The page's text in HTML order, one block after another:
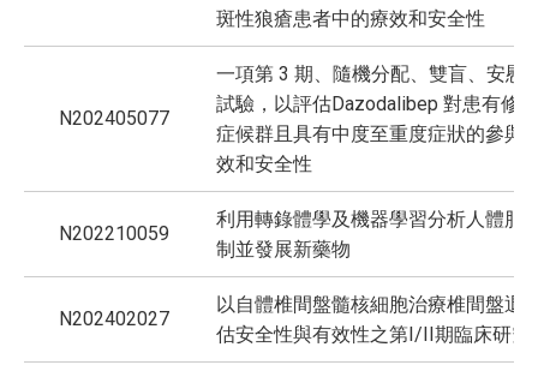
斑性狼瘡患者中的療效和安全性
N202405077
一項第 3 期、隨機分配、雙盲、安慰
試驗，以評估Dazodalibep 對患有修
症候群且具有中度至重度症狀的參與
效和安全性
N202210059
利用轉錄體學及機器學習分析人體脂
制並發展新藥物
N202402027
以自體椎間盤髓核細胞治療椎間盤退
估安全性與有效性之第I/II期臨床研究